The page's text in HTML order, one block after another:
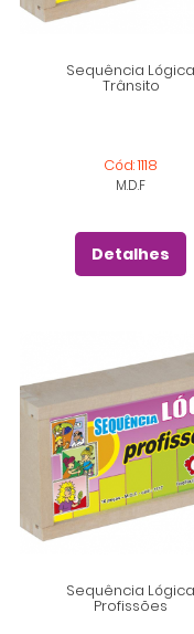
Sequência Lógica
Trânsito
Cód: 1118
M.D.F
Detalhes
Sequência Lógica
Profissões